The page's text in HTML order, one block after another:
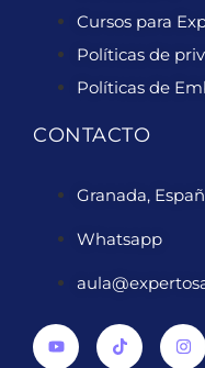
Cursos para
Políticas de
Políticas de
CONTACTO
Granada,
Whatsapp